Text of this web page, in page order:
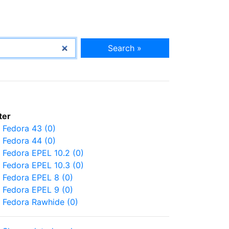
Search »
Fedora 43 (0)
Fedora 44 (0)
Fedora EPEL 10.2 (0)
Fedora EPEL 10.3 (0)
Fedora EPEL 8 (0)
Fedora EPEL 9 (0)
Fedora Rawhide (0)